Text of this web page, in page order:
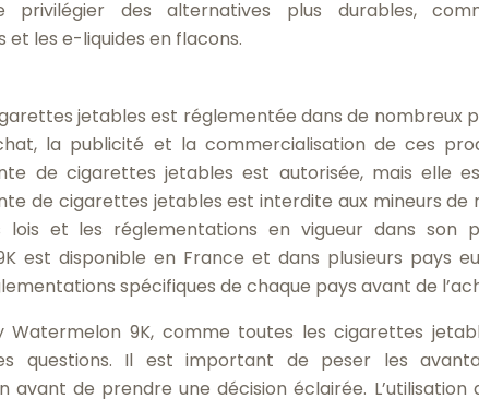
privilégier des alternatives plus durables,
et les e-liquides en flacons.
jetables est réglementée dans de nombreux
la publicité et la commercialisation de ces
de cigarettes jetables est autorisée, mais elle
de cigarettes jetables est interdite aux mineurs de
lois et les réglementations en vigueur dans son
est disponible en France et dans plusieurs pays
spécifiques de chaque pays avant de
Watermelon 9K, comme toutes les cigarettes
questions. Il est important de peser les
avant de prendre une décision éclairée.